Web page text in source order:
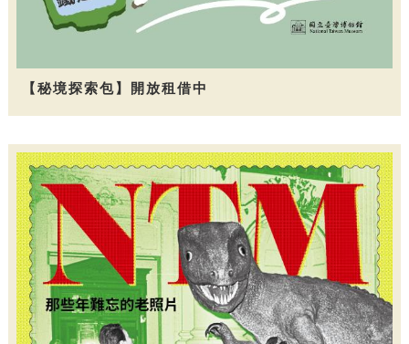
【秘境探索包】開放租借中